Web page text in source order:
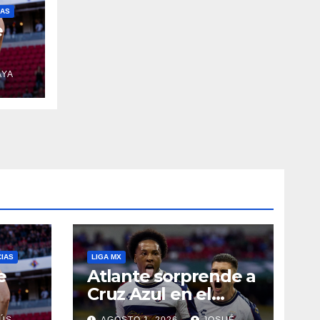
LIGA MX
Atlante sorprende a
Cruz Azul en el
Banorte